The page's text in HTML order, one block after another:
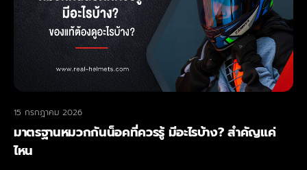
15 กรกฎาคม 2026
มาตรฐานหมวกกันน็อคที่ควรรู้ มีอะไรบ้าง? สำคัญแค่
ไหน